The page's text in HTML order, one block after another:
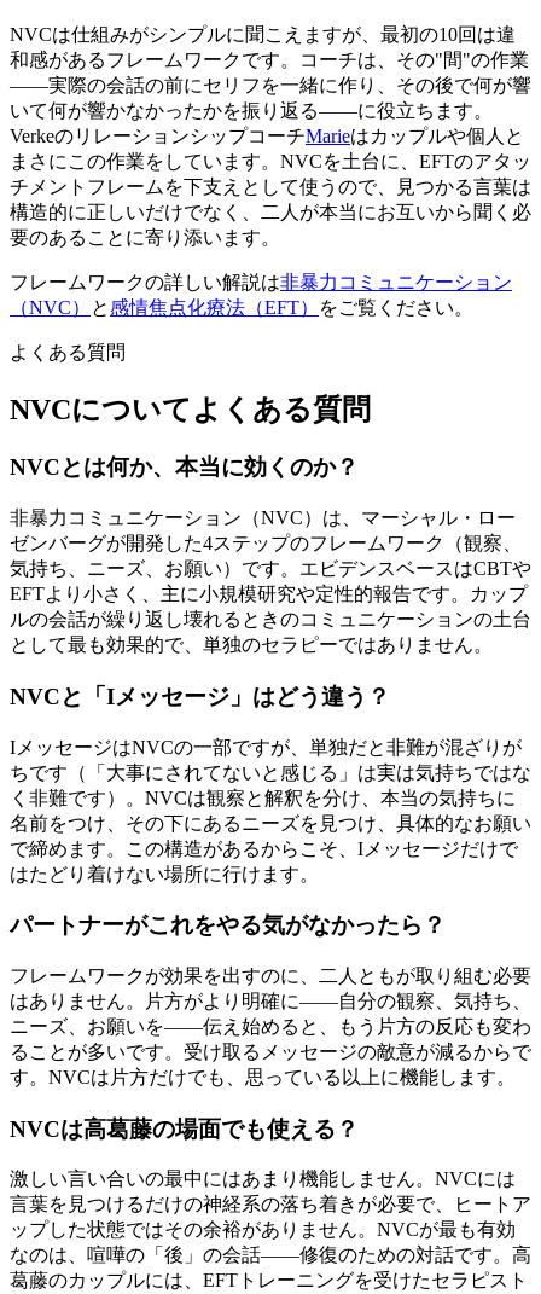
NVCは仕組みがシンプルに聞こえますが、最初の10回は違
和感があるフレームワークです。コーチは、その"間"の作業
——実際の会話の前にセリフを一緒に作り、その後で何が響
いて何が響かなかったかを振り返る——に役立ちます。
VerkeのリレーションシップコーチMarieはカップルや個人と
まさにこの作業をしています。NVCを土台に、EFTのアタッ
チメントフレームを下支えとして使うので、見つかる言葉は
構造的に正しいだけでなく、二人が本当にお互いから聞く必
要のあることに寄り添います。
フレームワークの詳しい解説は非暴力コミュニケーション
（NVC）
と感情焦点化療法（EFT） をご覧ください。
よくある質問
NVCについてよくある質問
NVCとは何か、本当に効くのか？
非暴力コミュニケーション（NVC）は、マーシャル・ロー
ゼンバーグが開発した4ステップのフレームワーク（観察、
気持ち、ニーズ、お願い）です。エビデンスベースはCBTや
EFTより小さく、主に小規模研究や定性的報告です。カップ
ルの会話が繰り返し壊れるときのコミュニケーションの土台
として最も効果的で、単独のセラピーではありません。
NVCと「Iメッセージ」はどう違う？
IメッセージはNVCの一部ですが、単独だと非難が混ざりが
ちです（「大事にされてないと感じる」は実は気持ちではな
く非難です）。NVCは観察と解釈を分け、本当の気持ちに
名前をつけ、その下にあるニーズを見つけ、具体的なお願い
で締めます。この構造があるからこそ、Iメッセージだけで
はたどり着けない場所に行けます。
パートナーがこれをやる気がなかったら？
フレームワークが効果を出すのに、二人ともが取り組む必要
はありません。片方がより明確に——自分の観察、気持ち、
ニーズ、お願いを——伝え始めると、もう片方の反応も変わ
ることが多いです。受け取るメッセージの敵意が減るからで
す。NVCは片方だけでも、思っている以上に機能します。
NVCは高葛藤の場面でも使える？
激しい言い合いの最中にはあまり機能しません。NVCには
言葉を見つけるだけの神経系の落ち着きが必要で、ヒートア
ップした状態ではその余裕がありません。NVCが最も有効
なのは、喧嘩の「後」の会話——修復のための対話です。高
葛藤のカップルには、EFTトレーニングを受けたセラピスト